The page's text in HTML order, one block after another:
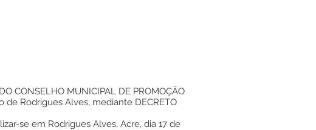
CONSELHO MUNICIPAL DE PROMOÇÃO
de Rodrigues Alves, mediante DECRETO
se em Rodrigues Alves, Acre, dia 17 de